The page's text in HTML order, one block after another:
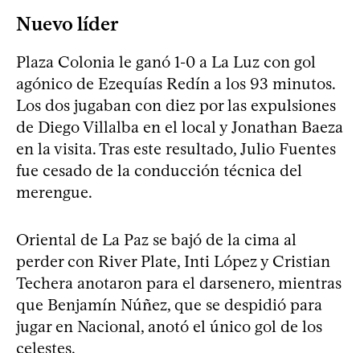
Nuevo líder
Plaza Colonia le ganó 1-0 a La Luz con gol
agónico de Ezequías Redín a los 93 minutos.
Los dos jugaban con diez por las expulsiones
de Diego Villalba en el local y Jonathan Baeza
en la visita. Tras este resultado, Julio Fuentes
fue cesado de la conducción técnica del
merengue.
Oriental de La Paz se bajó de la cima al
perder con River Plate, Inti López y Cristian
Techera anotaron para el darsenero, mientras
que Benjamín Núñez, que se despidió para
jugar en Nacional, anotó el único gol de los
celestes.